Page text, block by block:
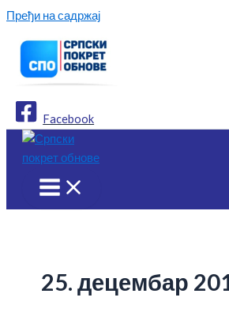
Пређи на садржај
Facebook
25. децембар